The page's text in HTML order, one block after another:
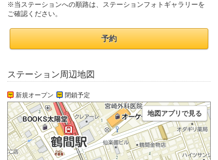
※当ステーションへの順路は、ステーションフォトギャラリーを
ご確認ください。
予約
ステーション周辺地図
新規オープン 閉鎖予定
地図アプリで見る